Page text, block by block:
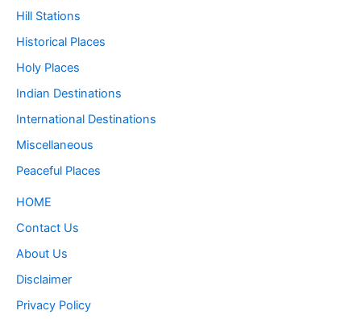
Hill Stations
Historical Places
Holy Places
Indian Destinations
International Destinations
Miscellaneous
Peaceful Places
HOME
Contact Us
About Us
Disclaimer
Privacy Policy